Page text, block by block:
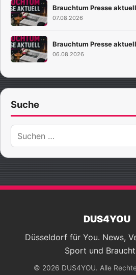
Brauchtum Presse
07.08.2026
Brauchtum Presse
06.08.2026
Suche
Suche
nach:
DUS4YOU
Düsseldorf für You. News,
Sport und
© 2026 DUS4YOU. Alle